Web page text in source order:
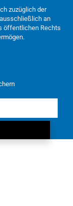
zuzüglich der
an
öffentlichen Rechts